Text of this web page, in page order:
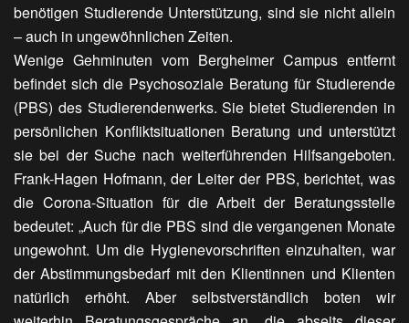
benötigen Studierende Unterstützung, sind sie nicht allein
– auch in ungewöhnlichen Zeiten.
Wenige Gehminuten vom Bergheimer Campus entfernt
befindet sich die Psychosoziale Beratung für Studierende
(PBS) des Studierendenwerks. Sie bietet Studierenden in
persönlichen Konfliktsituationen Beratung und unterstützt
sie bei der Suche nach weiterführenden Hilfsangeboten.
Frank-Hagen Hofmann, der Leiter der PBS, berichtet, was
die Corona-Situation für die Arbeit der Beratungsstelle
bedeutet: „Auch für die PBS sind die vergangenen Monate
ungewohnt. Um die Hygienevorschriften einzuhalten, war
der Abstimmungsbedarf mit den Klientinnen und Klienten
natürlich erhöht. Aber selbstverständlich boten wir